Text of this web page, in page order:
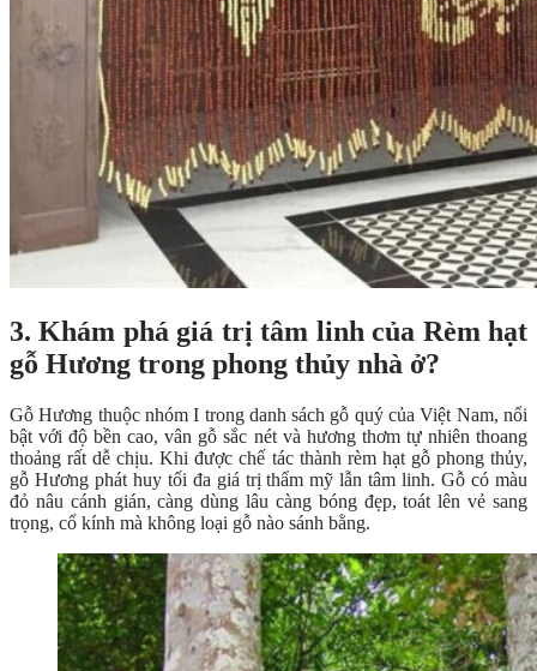
3.Khám phá giá trị tâm linh của Rèm hạt
gỗ Hương trong phong thủy nhà ở?
Gỗ Hương thuộc nhóm I trong danh sách gỗ quý của Việt Nam, nổi
bật với độ bền cao, vân gỗ sắc nét và hương thơm tự nhiên thoang
thoảng rất dễ chịu. Khi được chế tác thành rèm hạt gỗ phong thủy,
gỗ Hương phát huy tối đa giá trị thẩm mỹ lẫn tâm linh. Gỗ có màu
đỏ nâu cánh gián, càng dùng lâu càng bóng đẹp, toát lên vẻ sang
trọng, cổ kính mà không loại gỗ nào sánh bằng.